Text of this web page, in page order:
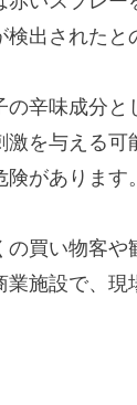
出されたと
の辛味成分
を与える
があります。
の買い物客
施設で、